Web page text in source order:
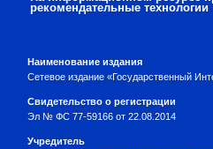
рекомендательные технологии
Наименование издания
Сетевое издание «Государственный
Свидетельство о регистрации
Эл № ФС 77-59166 от 22.08.2014
Учредитель